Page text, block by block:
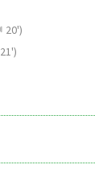
20')
21')